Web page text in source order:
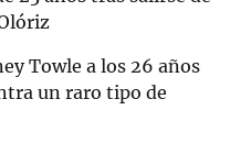
Towle a los 26 años
un raro tipo de